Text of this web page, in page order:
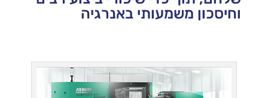
וחיסכון משמעותי באנרגיה